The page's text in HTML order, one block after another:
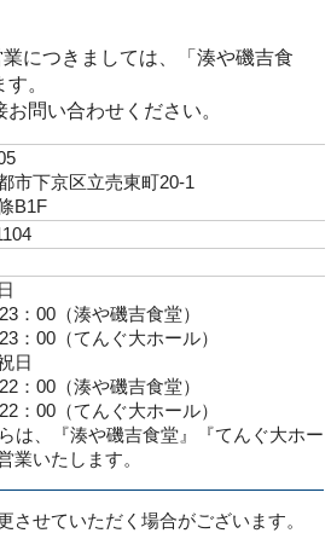
につきましては、「湊や磯吉食
。
問い合わせください。
市下京区立売東町20-1
B1F
：00（湊や磯吉食堂）
：00（てんぐ大ホール）
日
：00（湊や磯吉食堂）
：00（てんぐ大ホール）
は、『湊や磯吉食堂』『てんぐ大ホー
業いたします。
させていただく場合がございます。